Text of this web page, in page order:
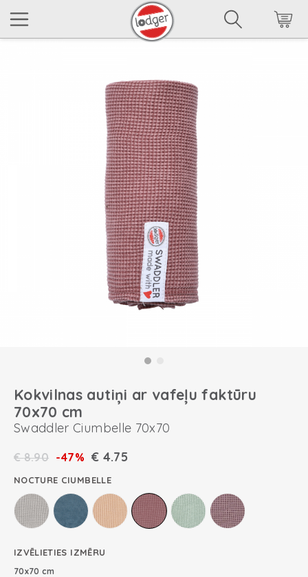
Kokvilnas autiņi ar vafeļu faktūru
70x70 cm
Swaddler Ciumbelle 70x70
€8.90 -47% € 4.75
NOCTURE CIUMBELLE
IZVĒLIETIES IZMĒRU
70x70 cm